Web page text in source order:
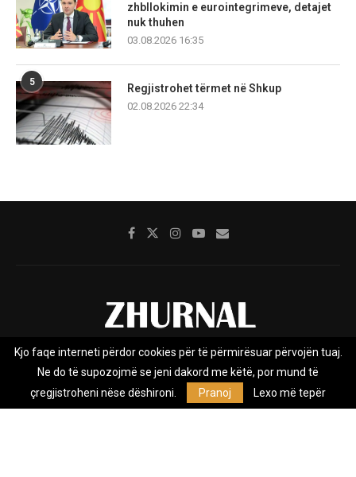
zhbllokimin e eurointegrimeve, detajet
nuk thuhen
03.08.2026 16:35
5
Regjistrohet tërmet në Shkup
02.08.2026 22:34
Rreth nesh Impresumi Marketing
Privacy Policy
Zhurnal.mk është Agjenci e Lajmeve e pavarur, e themeluar në vitin
Kjo faqe interneti përdor cookies për të përmirësuar përvojën tuaj.
Ne do të supozojmë se jeni dakord me këtë, por mund të
çregjistroheni nëse dëshironi.
Pranoj Lexo më tepër